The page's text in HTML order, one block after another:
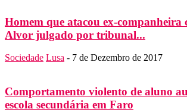
Homem que atacou ex-companheira
Alvor julgado por tribunal...
Sociedade Lusa - 7 de Dezembro de 2017
Comportamento violento de aluno
escola secundária em Faro